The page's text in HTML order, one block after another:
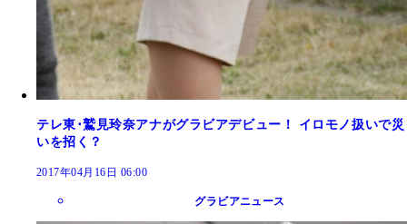
テレ東･鷲見玲奈アナがグラビアデビュー！ イロモノ扱いで災
いを招く？
2017年04月16日 06:00
グラビアニュース